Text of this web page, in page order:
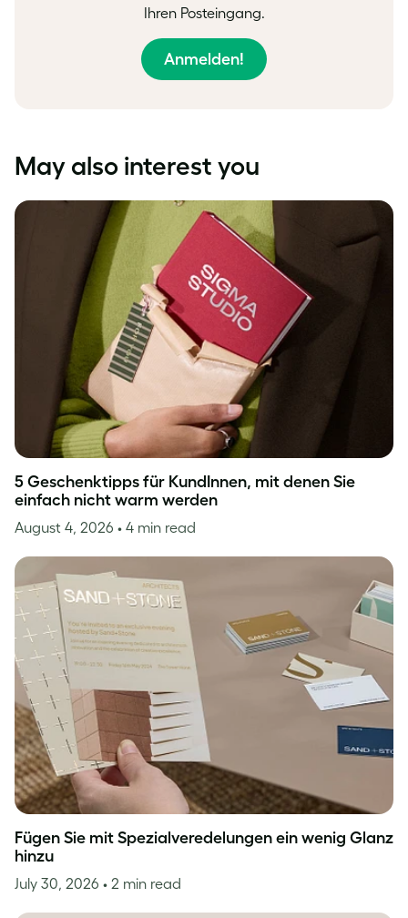
Ihren Posteingang.
Anmelden!
May also interest you
5 Geschenktipps für KundInnen, mit denen Sie
einfach nicht warm werden
August 4, 2026 • 4 min read
Fügen Sie mit Spezialveredelungen ein wenig Glanz
hinzu
July 30, 2026 • 2 min read